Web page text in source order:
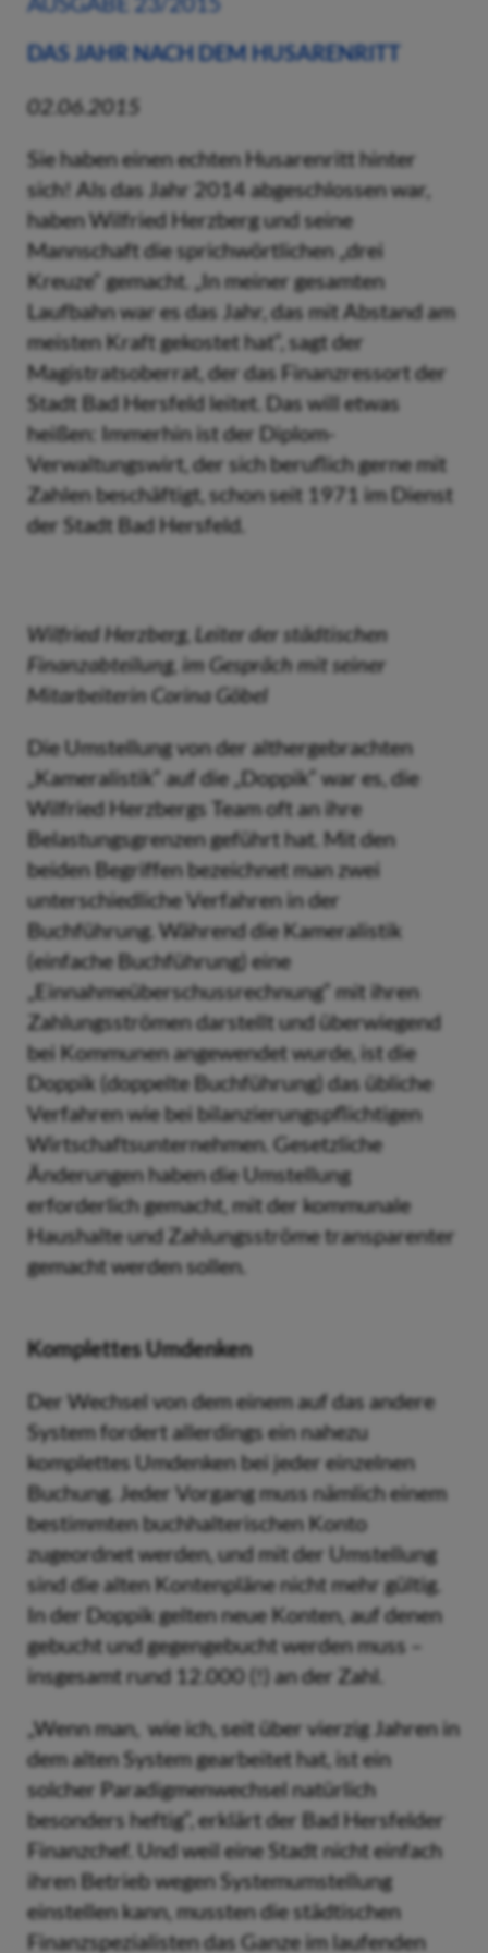
DAS JAHR NACH DEM HUSARENRITT
02.06.2015
Sie haben einen echten Husarenritt hinter
sich! Als das Jahr 2014 abgeschlossen war,
haben Wilfried Herzberg und seine
Mannschaft die sprichwörtlichen „drei
Kreuze“ gemacht. „In meiner gesamten
Laufbahn war es das Jahr, das mit Abstand am
meisten Kraft gekostet hat“, sagt der
Magistratsoberrat, der das Finanzressort der
Stadt Bad Hersfeld leitet. Das will etwas
heißen: Immerhin ist der Diplom-
Verwaltungswirt, der sich beruflich gerne mit
Zahlen beschäftigt, schon seit 1971 im Dienst
der Stadt Bad Hersfeld.
Wilfried Herzberg, Leiter der städtischen
Finanzabteilung, im Gespräch mit seiner
Mitarbeiterin Corina Göbel
Die Umstellung von der althergebrachten
„Kameralistik“ auf die „Doppik“ war es, die
Wilfried Herzbergs Team oft an ihre
Belastungsgrenzen geführt hat. Mit den
beiden Begriffen bezeichnet man zwei
unterschiedliche Verfahren in der
Buchführung. Während die Kameralistik
(einfache Buchführung) eine
„Einnahmeüberschussrechnung“ mit ihren
Zahlungsströmen darstellt und überwiegend
bei Kommunen angewendet wurde, ist die
Doppik (doppelte Buchführung) das übliche
Verfahren wie bei bilanzierungspflichtigen
Wirtschaftsunternehmen. Gesetzliche
Änderungen haben die Umstellung
erforderlich gemacht, mit der kommunale
Haushalte und Zahlungsströme transparenter
gemacht werden sollen.
Komplettes Umdenken
Der Wechsel von dem einem auf das andere
System fordert allerdings ein nahezu
komplettes Umdenken bei jeder einzelnen
Buchung. Jeder Vorgang muss nämlich einem
bestimmten buchhalterischen Konto
zugeordnet werden, und mit der Umstellung
sind die alten Kontenpläne nicht mehr gültig.
In der Doppik gelten neue Konten, auf denen
gebucht und gegengebucht werden muss –
insgesamt rund 12.000 (!) an der Zahl.
„Wenn man, wie ich, seit über vierzig Jahren in
dem alten System gearbeitet hat, ist ein
solcher Paradigmenwechsel natürlich
besonders heftig“, erklärt der Bad Hersfelder
Finanzchef. Und weil eine Stadt nicht einfach
ihren Betrieb wegen Systemumstellung
einstellen kann, mussten die städtischen
Finanzspezialisten das Ganze im laufenden